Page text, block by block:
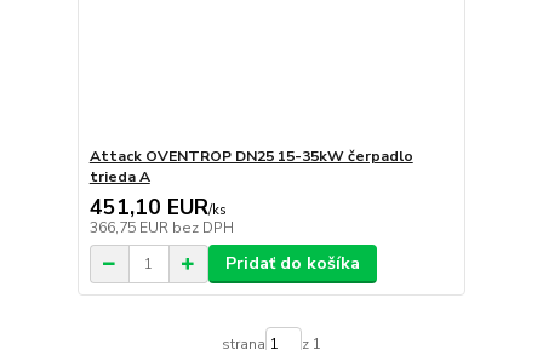
Attack OVENTROP DN25 15-35kW čerpadlo
trieda A
451,10 EUR/ks
366,75 EUR bez DPH
Pridať do košíka
strana z 1